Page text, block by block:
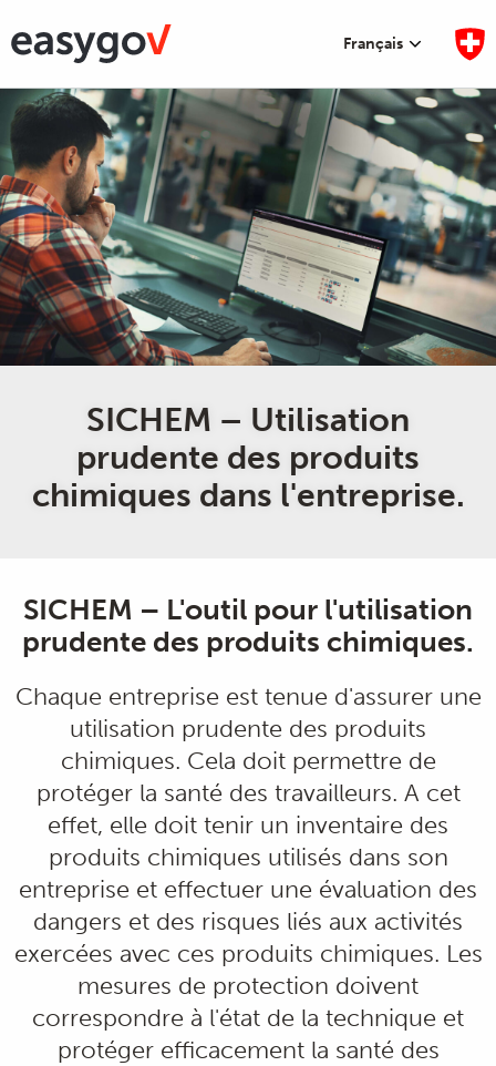
Français
SICHEM – Utilisation
prudente des produits
chimiques dans l'entreprise.
SICHEM – L'outil pour l'utilisation
prudente des produits chimiques.
Chaque entreprise est tenue d'assurer une
utilisation prudente des produits
chimiques. Cela doit permettre de
protéger la santé des travailleurs. A cet
effet, elle doit tenir un inventaire des
produits chimiques utilisés dans son
entreprise et effectuer une évaluation des
dangers et des risques liés aux activités
exercées avec ces produits chimiques. Les
mesures de protection doivent
correspondre à l'état de la technique et
protéger efficacement la santé des